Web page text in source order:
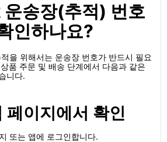
송장(추적) 번호
인하나요?
을 위해서는 운송장 번호가 반드시 필요
품 주문 및 배송 단계에서 다음과 같은
니다.
페이지에서 확인
또는 앱에 로그인합니다.